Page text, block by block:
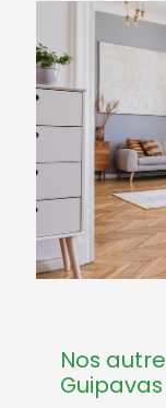
Nos
Guipavas